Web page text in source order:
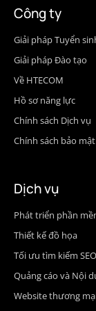
Công ty
Giải pháp Tuyển
Giải pháp Đào tạo
Về HTECOM
Hồ sơ năng lực
Chính sách Dịch vụ
Chính sách bảo mật
Dịch vụ
Phát triển phần
Thiết kế đồ họa
Tối ưu tìm kiếm SEO
Quảng cáo và Nội
Website thương